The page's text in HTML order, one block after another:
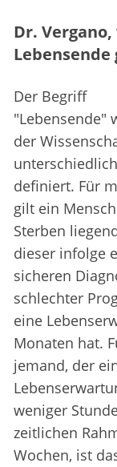
Dr.
Lebensende
Der Begriff
"Lebensende"
der
unterschiedlich
definiert. Für
gilt ein
Sterben
dieser infolge
sicheren
schlechter
eine
Monaten hat.
jemand, der
weniger
zeitlichen
Wochen, ist